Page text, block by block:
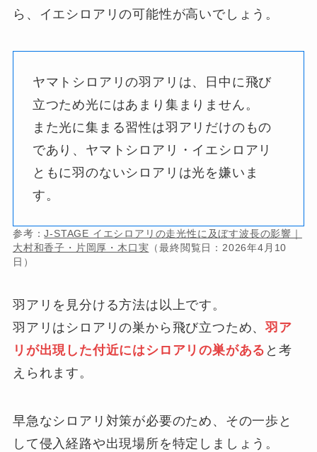
ら、イエシロアリの可能性が高いでしょう。
ヤマトシロアリの羽アリは、日中に飛び
立つため光にはあまり集まりません。
また光に集まる習性は羽アリだけのもの
であり、ヤマトシロアリ・イエシロアリ
ともに羽のないシロアリは光を嫌いま
す。
参考：J-STAGE イエシロアリの走光性に及ぼす波長の影響｜
大村和香子・片岡厚・木口実 （最終閲覧日：2026年4月10
日）
羽アリを見分ける方法は以上です。
羽アリはシロアリの巣から飛び立つため、羽ア
リが出現した付近にはシロアリの巣がある と考
えられます。
早急なシロアリ対策が必要のため、その一歩と
して侵入経路や出現場所を特定しましょう。